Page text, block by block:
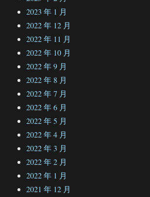
2023 年 1 月
2022 年 12 月
2022 年 11 月
2022 年 10 月
2022 年 9 月
2022 年 8 月
2022 年 7 月
2022 年 6 月
2022 年 5 月
2022 年 4 月
2022 年 3 月
2022 年 2 月
2022 年 1 月
2021 年 12 月